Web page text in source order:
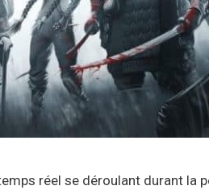
réel se déroulant durant la